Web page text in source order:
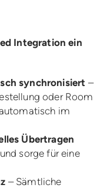
Integration ein
synchronisiert –
oder Room
im
Übertragen
sorge für eine
– Sämtliche